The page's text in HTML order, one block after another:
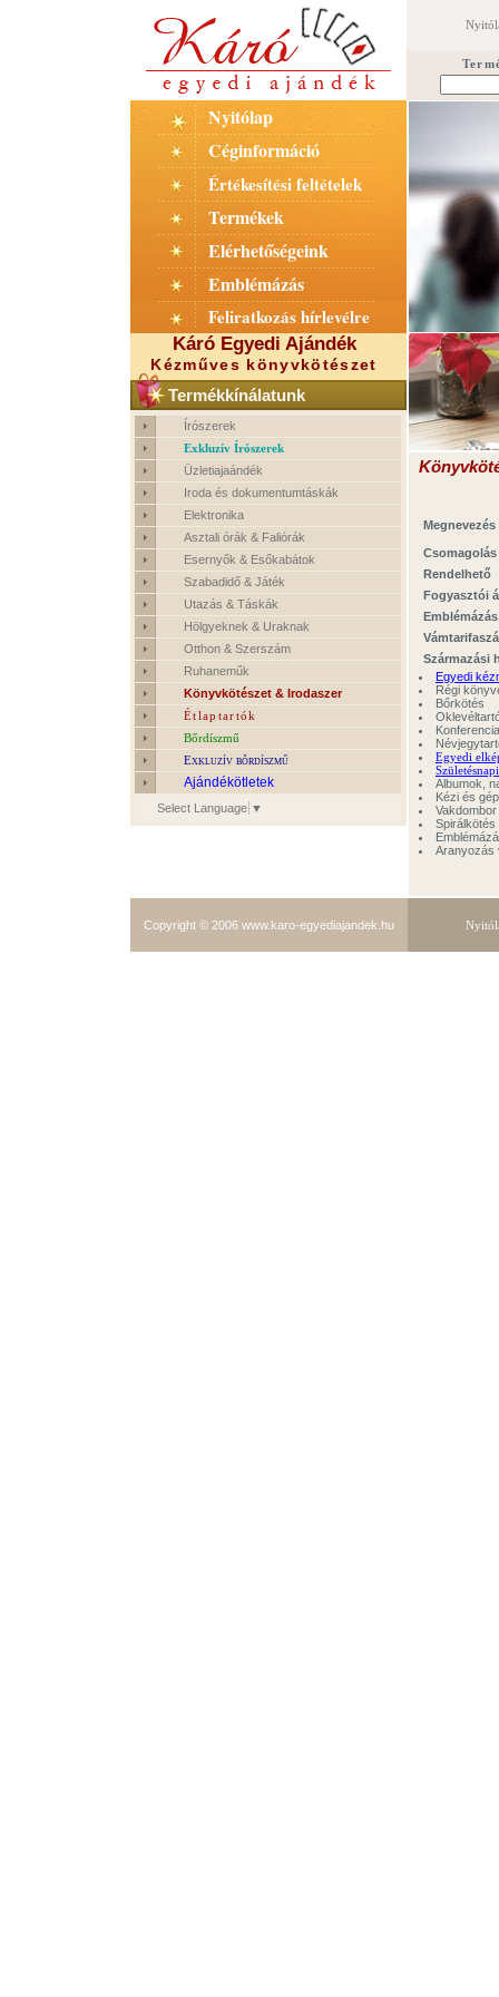
Nyitólap
Céginformáció
Értékesítési feltételek
Termékek
Elérhetőségeink
Emblémázás
Feliratkozás hírlevélre
Káró Egyedi Ajándék
Kézműves könyvkötészet
Termékkínálatunk
Írószerek
Exkluzív Írószerek
Üzletiajaándék
Iroda és dokumentumtáskák
Elektronika
Asztali órák & Faliórák
Esernyők & Esőkabátok
Szabadidő & Játék
Utazás & Táskák
Hölgyeknek & Uraknak
Otthon & Szerszám
Ruhaneműk
Könyvkötészet & Irodaszer
Étlaptartók
Bőrdíszmű
Exkluzív bőrdíszmű
Ajándékötletek
Select Language ▼
Megnevezés
Csomagolás
Rendelhető
Fogyasztói
Emblémázás
Származási
Egyedi
Régi
Bőrkötés
Egyedi
Albumok,
Kézi és
Aranyozás
Copyright © 2006 www.karo-egyediajandek.hu